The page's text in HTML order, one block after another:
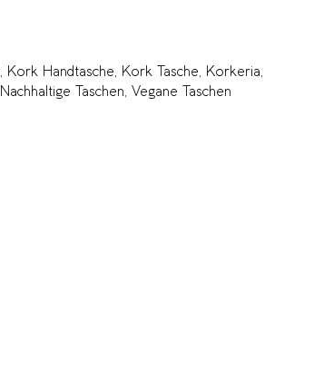
, Kork Handtasche, Kork Tasche, Korkeria,
Nachhaltige Taschen, Vegane Taschen